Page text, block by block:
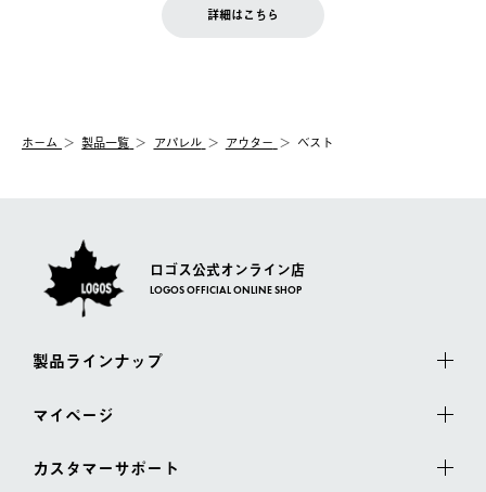
【配送業者】
佐川急便にて配送されます。
お客様都合の返品にかかる送料は、お客様ご負担とさせていただ
む）は受け付けておりません。
一度お手元の商品を返品いただき、ご希望商品を再注文してくだ
LOGOS FAMILY会員の方は、会員マイページ内 購入履歴画面に
詳細はこちら
ホーム 製品一覧 アパレル アウター ベスト
ロゴス公式オンライン店
LOGOS OFFICIAL ONLINE SHOP
製品ラインナップ
マイページ
カスタマーサポート